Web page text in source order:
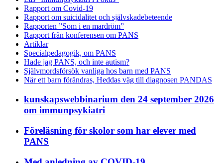
Rapport om Covid-19
Rapport om suicidalitet och självskadebeteende
Rapporten ”Som i en mardröm”
Rapport från konferensen om PANS
Artiklar
Specialpedagogik, om PANS
Hade jag PANS, och inte autism?
Självmordsförsök vanliga hos barn med PANS
När ett barn förändras, Heddas väg till diagnosen PANDAS
kunskapswebbinarium den 24 september 2026
om immunpsykiatri
Föreläsning för skolor som har elever med
PANS